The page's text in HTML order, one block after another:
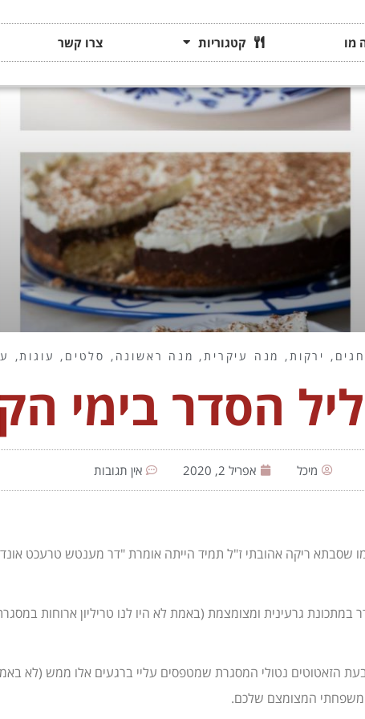
מו קטגוריות צרו קשר
חגים , ירקות , מנה עיקרית , מנה ראשונה , סלטים , עוגות,
הסדר בימי
מיכל אפריל 2, 2020 אין תגובות
שסבתא ריקה אהובתי ז"ל תמיד הייתה אומרת "דר מענטש טרעכט
גרעינית ומצומצמת (באמת לא היו לנו טריליון ארוחות
הזאטוטים נטולי המסגרת שמטפסים עליי ברגעים אלו ממש (לא
המצומצם שלכם.